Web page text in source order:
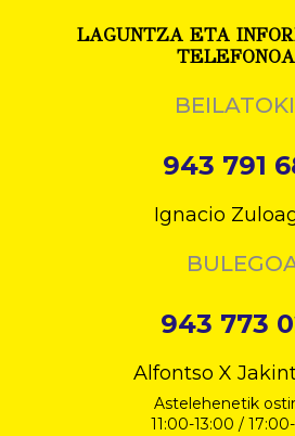
LAGUNTZA ETA
943 791
Ignacio
943 773
Alfontso X
Astelehenetik
11:00-13:00 /